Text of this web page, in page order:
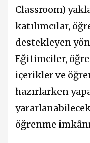
Classroom)
katılımcılar,
destekleyen
Eğitimciler,
içerikler ve
hazırlarken
öğrenme